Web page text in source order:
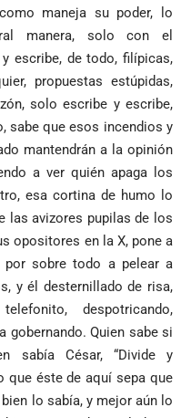
maneja su poder, lo
manera, solo con el
escribe, de todo, filípicas,
propuestas estúpidas,
solo escribe y escribe,
sabe que esos incendios y
mantendrán a la opinión
a ver quién apaga los
esa cortina de humo lo
las avizores pupilas de los
opositores en la X, pone a
por sobre todo a pelear a
y él desternillado de risa,
despotricando,
gobernando. Quien sabe si
sabía César, “Divide y
que éste de aquí sepa que
lo sabía, y mejor aún lo
Medellín
VER
MÁS
Caninos de la
Policía
frustran envío
cocaína
ocultos en
encomienda
hacia Medellín
1
Fico Gutiérrez
DeportesVER
MÁS
Luis Díaz
desata
polémica y
divide las
redes por su
visita familiar
a Abelardo de
la Espriella
VER MÁS
el
beato
90 años